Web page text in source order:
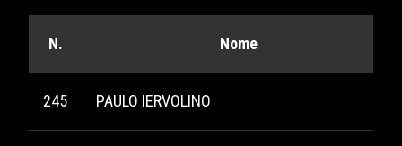
N. Nome
245 PAULO IERVOLINO